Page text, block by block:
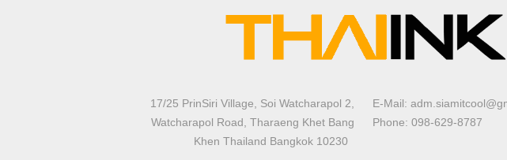
E-Mail:
Phone: 098-629-8787
17/25 PrinSiri Village, Soi Watcharapol 2,
Watcharapol Road, Tharaeng Khet Bang
Khen Thailand Bangkok 10230